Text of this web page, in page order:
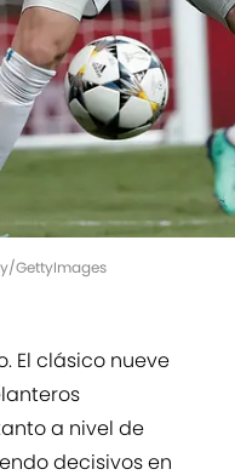
GettyImages
El clásico nueve
a nivel de
decisivos en